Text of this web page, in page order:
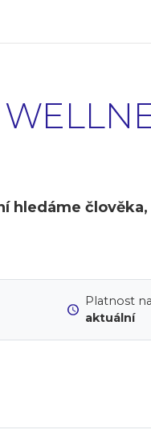
hledáme
Platnost
aktuální